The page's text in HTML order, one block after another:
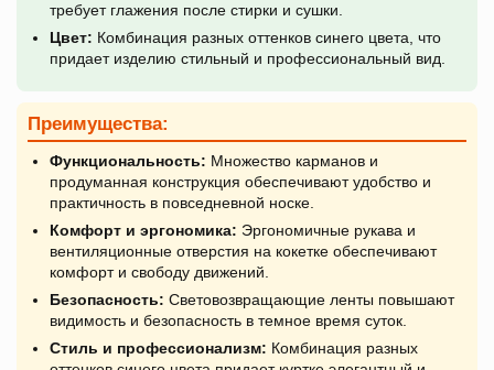
требует глажения после стирки и сушки.
Цвет: Комбинация разных оттенков синего цвета, что
придает изделию стильный и профессиональный вид.
Преимущества:
Функциональность: Множество карманов и
продуманная конструкция обеспечивают удобство и
практичность в повседневной носке.
Комфорт и эргономика: Эргономичные рукава и
вентиляционные отверстия на кокетке обеспечивают
комфорт и свободу движений.
Безопасность: Световозвращающие ленты повышают
видимость и безопасность в темное время суток.
Стиль и профессионализм: Комбинация разных